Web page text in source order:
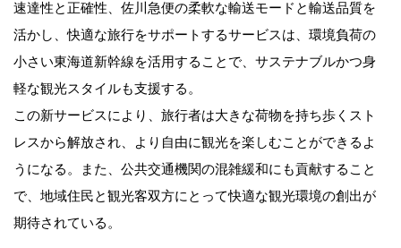
速達性と正確性、佐川急便の柔軟な輸送モードと輸送品質を
活かし、快適な旅行をサポートするサービスは、環境負荷の
小さい東海道新幹線を活用することで、サステナブルかつ身
軽な観光スタイルも支援する。
この新サービスにより、旅行者は大きな荷物を持ち歩くスト
レスから解放され、より自由に観光を楽しむことができるよ
うになる。また、公共交通機関の混雑緩和にも貢献すること
で、地域住民と観光客双方にとって快適な観光環境の創出が
期待されている。